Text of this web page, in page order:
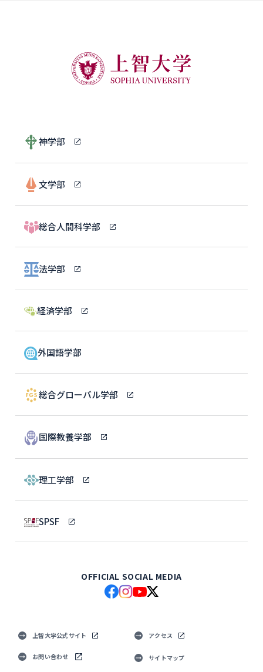
神学部
文学部
総合人間科学部
法学部
経済学部
外国語学部
総合グローバル学部
国際教養学部
理工学部
SPSF
OFFICIAL SOCIAL MEDIA
上智大学公式サイト アクセス
お問い合わせ サイトマップ